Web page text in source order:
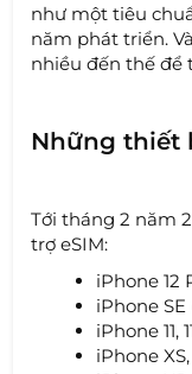
như một tiêu
năm phát triển.
nhiều đến thế để
Những thiết
Tới tháng 2 năm
trợ eSIM:
iPhone 12
iPhone SE
iPhone 11,
iPhone